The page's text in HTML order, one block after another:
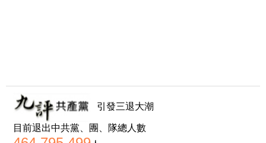
引發三退大潮
目前退出中共黨、團、隊總人數